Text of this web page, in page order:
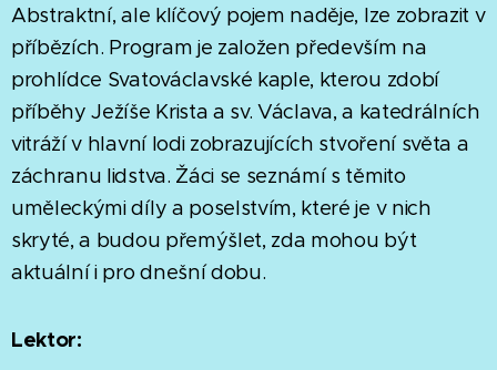
Abstraktní, ale klíčový pojem naděje, lze zobrazit v
příbězích. Program je založen především na
prohlídce Svatováclavské kaple, kterou zdobí
příběhy Ježíše Krista a sv. Václava, a katedrálních
vitráží v hlavní lodi zobrazujících stvoření světa a
záchranu lidstva. Žáci se seznámí s těmito
uměleckými díly a poselstvím, které je v nich
skryté, a budou přemýšlet, zda mohou být
aktuální i pro dnešní dobu.
Lektor: